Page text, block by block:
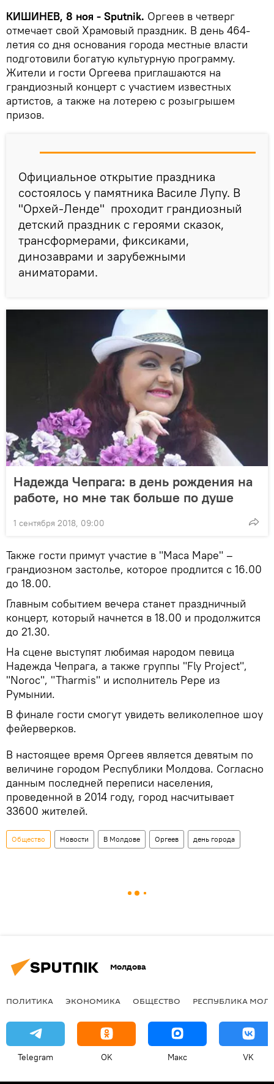
КИШИНЕВ, 8 ноя - Sputnik. Оргеев в четверг
отмечает свой Храмовый праздник. В день 464-
летия со дня основания города местные власти
подготовили богатую культурную программу.
Жители и гости Оргеева приглашаются на
грандиозный концерт с участием известных
артистов, а также на лотерею с розыгрышем
призов.
Официальное открытие праздника
состоялось у памятника Василе Лупу. В
"Орхей-Ленде" проходит грандиозный
детский праздник с героями сказок,
трансформерами, фиксиками,
динозаврами и зарубежными
аниматорами.
Надежда Чепрага: в день рождения на
работе, но мне так больше по душе
1 сентября 2018, 09:00
Также гости примут участие в "Маса Маре" –
грандиозном застолье, которое продлится с 16.00
до 18.00.
Главным событием вечера станет праздничный
концерт, который начнется в 18.00 и продолжится
до 21.30.
На сцене выступят любимая народом певица
Надежда Чепрага, а также группы "Fly Project",
"Noroc", "Tharmis" и исполнитель Pepe из
Румынии.
В финале гости смогут увидеть великолепное шоу
фейерверков.
В настоящее время Оргеев является девятым по
величине городом Республики Молдова. Согласно
данным последней переписи населения,
проведенной в 2014 году, город насчитывает
33600 жителей.
Общество Новости В Молдове Оргеев день города
Молдова
ПОЛИТИКА ЭКОНОМИКА ОБЩЕСТВО РЕСПУБЛИКА
Telegram OK Макс VK